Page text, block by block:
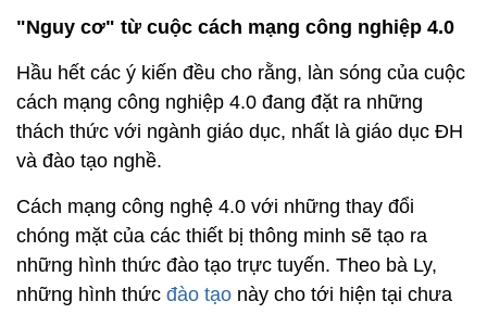
"Nguy cơ" từ cuộc cách mạng công nghiệp 4.0
Hầu hết các ý kiến đều cho rằng, làn sóng của cuộc
cách mạng công nghiệp 4.0 đang đặt ra những
thách thức với ngành giáo dục, nhất là giáo dục ĐH
và đào tạo nghề.
Cách mạng công nghệ 4.0 với những thay đổi
chóng mặt của các thiết bị thông minh sẽ tạo ra
những hình thức đào tạo trực tuyến. Theo bà Ly,
những hình thức đào tạo này cho tới hiện tại chưa